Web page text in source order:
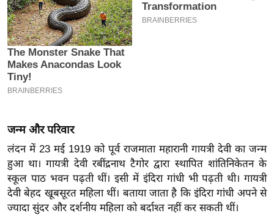
इ
म
ई
-
पे
मि
सा
ल
बे
मि
जन्म और परिवार
लंदन में 23 मई 1919 को पूर्व राजमाता महारानी गायत्री देवी का जन्म
हुआ था। गायत्री देवी रबींद्रनाथ टैगोर द्वारा स्थापित शांतिनिकेतन के
स्कूल पाठ भवन पढ़ती थीं। इसी में इंदिरा गांधी भी पढ़ती थी। गायत्री
देवी बेहद खूबसूरत महिला थीं। बताया जाता है कि इंदिरा गांधी अपने से
ज्यादा सुंदर और दर्शनीय महिला को बर्दाश्त नहीं कर सकती थीं।